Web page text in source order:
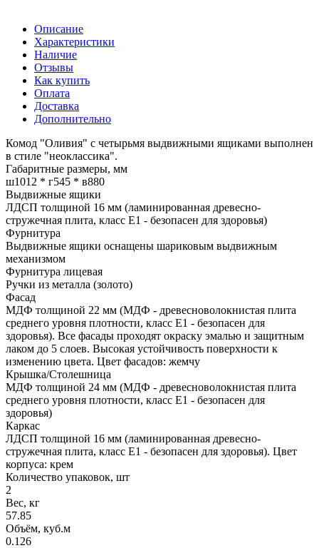
Описание
Характеристики
Наличие
Отзывы
Как купить
Оплата
Доставка
Дополнительно
Комод "Оливия" с четырьмя выдвижными ящиками выполнен
в стиле "неоклассика".
Габаритные размеры, мм
ш1012 * г545 * в880
Выдвижные ящики
ЛДСП толщиной 16 мм (ламинированная древесно-
стружечная плита, класс E1 - безопасен для здоровья)
Фурнитура
Выдвижные ящики оснащены шариковым выдвижным
механизмом
Фурнитура лицевая
Ручки из металла (золото)
Фасад
МДФ толщиной 22 мм (МДФ - древесноволокнистая плита
среднего уровня плотности, класс E1 - безопасен для
здоровья). Все фасады проходят окраску эмалью и защитным
лаком до 5 слоев. Высокая устойчивость поверхности к
изменению цвета. Цвет фасадов: жемчу
Крышка/Столешница
МДФ толщиной 24 мм (МДФ - древесноволокнистая плита
среднего уровня плотности, класс E1 - безопасен для
здоровья)
Каркас
ЛДСП толщиной 16 мм (ламинированная древесно-
стружечная плита, класс E1 - безопасен для здоровья). Цвет
корпуса: крем
Количество упаковок, шт
2
Вес, кг
57.85
Объём, куб.м
0.126